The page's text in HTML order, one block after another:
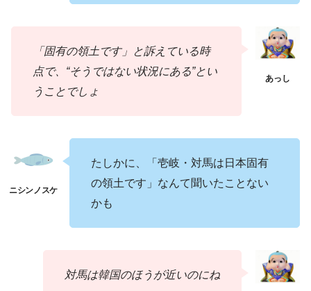
「固有の領土です」と訴えている時
点で、“そうではない状況にある”とい
うことでしょ
たしかに、「壱岐・対馬は日本固有
の領土です」なんて聞いたことない
かも
対馬は韓国のほうが近いのにね